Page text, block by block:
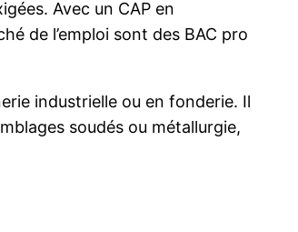
Avec un CAP en
de l’emploi sont des BAC pro
industrielle ou en fonderie. Il
soudés ou métallurgie,